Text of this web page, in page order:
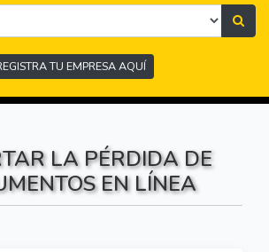
TU EMPRESA AQUÍ
LA PÉRDIDA DE
EN LÍNEA